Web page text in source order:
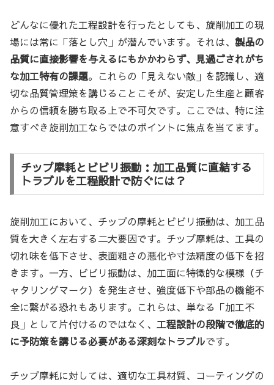
どんなに優れた工程設計を行ったとしても、旋削加工の現
場には常に「落とし穴」が潜んでいます。それは、 製品の
品質に直接影響を与えるにもかかわらず、見過ごされがち
な加工特有の課題。これらの「見えない敵」を認識し、適
切な品質管理策を講じることこそが、安定した生産と顧客
からの信頼を勝ち取る上で不可欠です。ここでは、特に注
意すべき旋削加工ならではのポイントに焦点を当てます。
チップ摩耗とビビリ振動：加工品質に直結する
トラブルを工程設計で防ぐには？
旋削加工において、チップの摩耗とビビリ振動は、加工品
質を大きく左右する二大要因です。チップ摩耗は、工具の
切れ味を低下させ、表面粗さの悪化や寸法精度の低下を招
きます。一方、ビビリ振動は、加工面に特徴的な模様（チ
ャタリングマーク）を発生させ、強度低下や部品の機能不
全に繋がる恐れもあります。これらは、単なる「加工不
良」として片付けるのではなく、 工程設計の段階で徹底的
に予防策を講じる必要がある深刻なトラブルです。
チップ摩耗に対しては、適切な工具材質、コーティングの